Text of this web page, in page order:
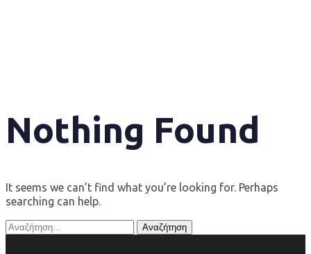
Nothing Found
It seems we can’t find what you’re looking for. Perhaps
searching can help.
Αναζήτηση